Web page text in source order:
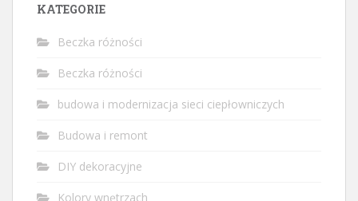
KATEGORIE
Beczka różności
Beczka różności
budowa i modernizacja sieci ciepłowniczych
Budowa i remont
DIY dekoracyjne
Kolory wnętrzach